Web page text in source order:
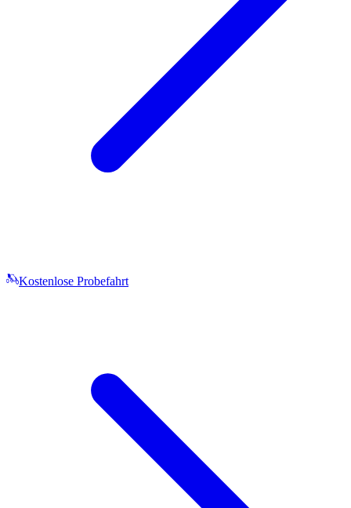
Kostenlose Probefahrt